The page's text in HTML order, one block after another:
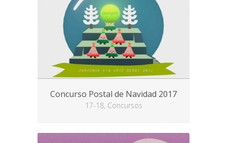
Concurso Postal de Navidad 2017
17-18, Concursos